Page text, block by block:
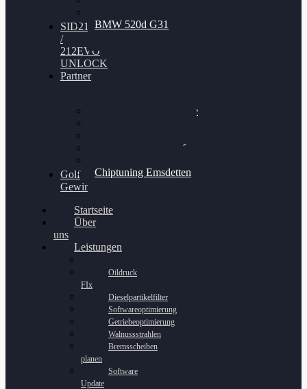
BMW 520d G31
SID212
/
212EVO
UNLOCK
Partner
Bilgenroth Performance
Chiptuning Schüttorf
Chiptuning Emsdetten
Golf
Gewinnspiel
Startseite
Über
uns
Leistungen
Oildruck
FIx
Dieselpartikelfilter
Softwareoptimierung
Getriebeoptimierung
Walnussstrahlen
Bremsscheiben
planen
Software
Update